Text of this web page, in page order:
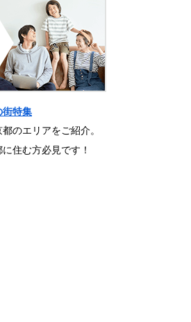
街特集
のエリアをご紹介。
住む方必見です！